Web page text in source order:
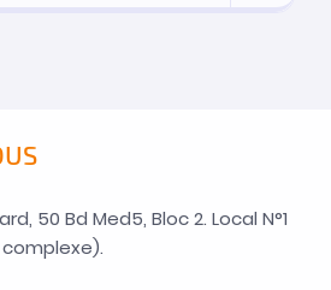
50 Bd Med5, Bloc 2. Local N°1